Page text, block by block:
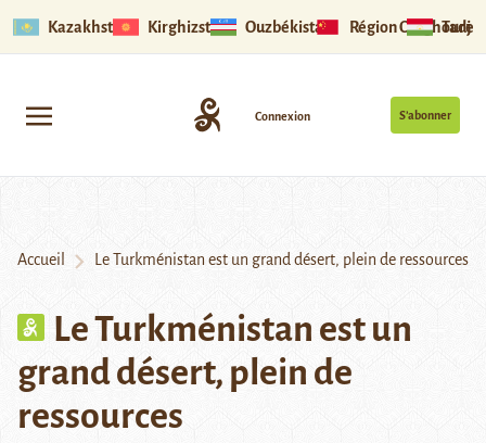
Kazakhstan Kirghizstan Ouzbékistan Région Ouïghoure
S’abonner
Connexion
Accueil Le Turkménistan est un grand désert, plein de ressources
Le Turkménistan est un
grand désert, plein de
ressources